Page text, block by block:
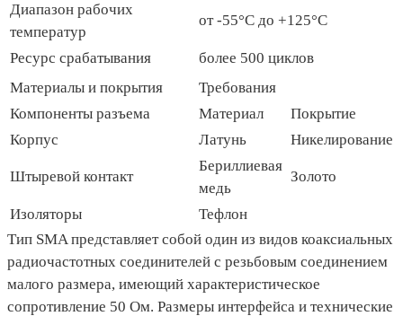
Диапазон рабочих
температур
от -55°C до +125°C
Ресурс срабатывания
более 500 циклов
Материалы и покрытия
Требования
Компоненты разъема
Материал
Покрытие
Корпус
Латунь Никелирование
Штыревой контакт
Бериллиевая
медь
Золото
Изоляторы
Тефлон
Тип SMA представляет собой один из видов коаксиальных
радиочастотных соединителей с резьбовым соединением
малого размера, имеющий характеристическое
сопротивление 50 Ом. Размеры интерфейса и технические